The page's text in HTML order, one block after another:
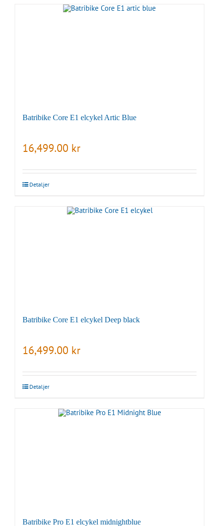
Batribike Core E1 elcykel Artic Blue
16,499.00 kr
Detaljer
Batribike Core E1 elcykel Deep black
16,499.00 kr
Detaljer
Batribike Pro E1 elcykel midnightblue